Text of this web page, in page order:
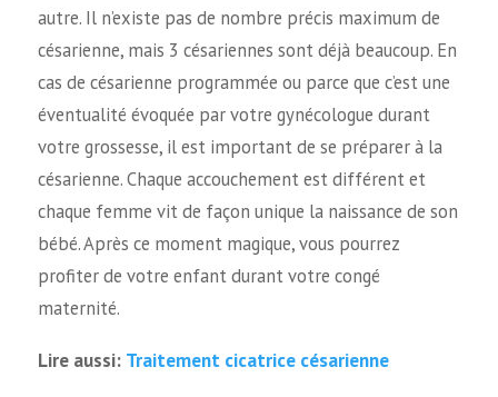
autre. Il n’existe pas de nombre précis maximum de
césarienne, mais 3 césariennes sont déjà beaucoup. En
cas de césarienne programmée ou parce que c’est une
éventualité évoquée par votre gynécologue durant
votre grossesse, il est important de se préparer à la
césarienne. Chaque accouchement est différent et
chaque femme vit de façon unique la naissance de son
bébé. Après ce moment magique, vous pourrez
profiter de votre enfant durant votre congé
maternité.
Lire aussi: Traitement cicatrice césarienne